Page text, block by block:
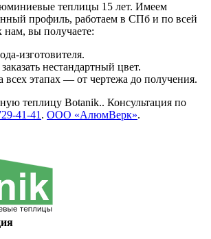
теплицы 15 лет. Имеем
профиль, работаем в СПб и по всей
вы получаете:
изготовителя.
нестандартный цвет.
этапах — от чертежа до получения.
теплицу Botanik.. Консультация по
41-41 . ООО «АлюмВерк».